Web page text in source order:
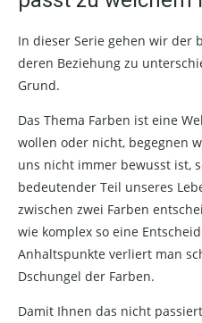
In dieser Serie gehen wir der
deren Beziehung zu
Grund.
Das Thema Farben ist eine
wollen oder nicht, begegnen
uns nicht immer bewusst ist,
bedeutender Teil unseres
zwischen zwei Farben
wie komplex so eine
Anhaltspunkte verliert man
Dschungel der Farben.
Damit Ihnen das nicht